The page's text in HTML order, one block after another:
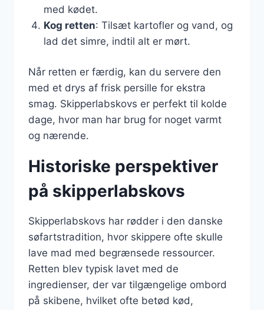
med kødet.
Kog retten: Tilsæt kartofler og vand, og
lad det simre, indtil alt er mørt.
Når retten er færdig, kan du servere den
med et drys af frisk persille for ekstra
smag. Skipperlabskovs er perfekt til kolde
dage, hvor man har brug for noget varmt
og nærende.
Historiske perspektiver
på skipperlabskovs
Skipperlabskovs har rødder i den danske
søfartstradition, hvor skippere ofte skulle
lave mad med begrænsede ressourcer.
Retten blev typisk lavet med de
ingredienser, der var tilgængelige ombord
på skibene, hvilket ofte betød kød,